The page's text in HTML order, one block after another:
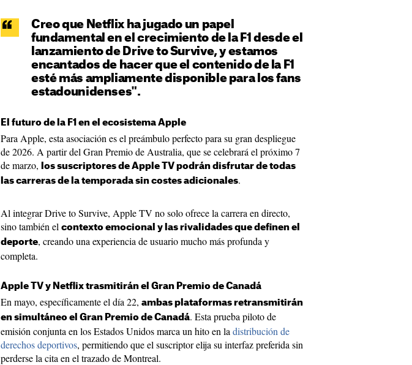
Creo que Netflix ha jugado un papel
fundamental en el crecimiento de la F1 desde el
lanzamiento de Drive to Survive, y estamos
encantados de hacer que el contenido de la F1
esté más ampliamente disponible para los fans
estadounidenses".
El futuro de la F1 en el ecosistema Apple
Para Apple, esta asociación es el preámbulo perfecto para su gran despliegue
de 2026. A partir del Gran Premio de Australia, que se celebrará el próximo 7
de marzo,
los suscriptores de Apple TV podrán disfrutar de todas
las carreras de la temporada sin costes adicionales.
Al integrar Drive to Survive, Apple TV no solo ofrece la carrera en directo,
sino también el contexto emocional y las rivalidades que definen el
deporte, creando una experiencia de usuario mucho más profunda y
completa.
Apple TV y Netflix trasmitirán el Gran Premio de Canadá
En mayo, específicamente el día 22, ambas plataformas retransmitirán
en simultáneo el Gran Premio de Canadá. Esta prueba piloto de
emisión conjunta en los Estados Unidos marca un hito en la distribución de
derechos deportivos, permitiendo que el suscriptor elija su interfaz preferida sin
perderse la cita en el trazado de Montreal.